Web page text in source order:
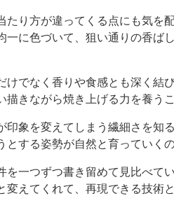
たり方が違ってくる点にも気を
一に色づいて、狙い通りの香ば
けでなく香りや食感とも深く結
描きながら焼き上げる力を養う
印象を変えてしまう繊細さを知
とする姿勢が自然と育っていくの
を一つずつ書き留めて見比べて
変えてくれて、再現できる技術